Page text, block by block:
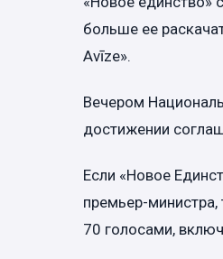
больше ее
Avīze».
Вечером
достижении
Если «Новое
премьер-
70 голосами,